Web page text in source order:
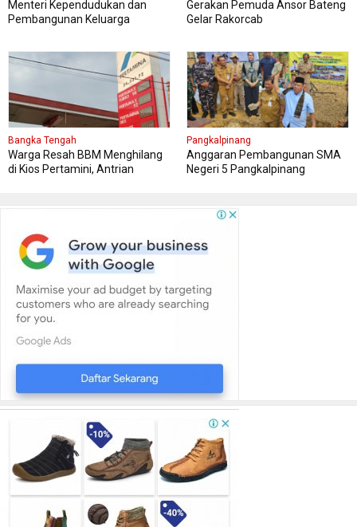
Menteri Kependudukan dan
Pembangunan Keluarga
Gerakan Pemuda Ansor Bateng
Gelar Rakorcab
Bangka Tengah
Warga Resah BBM Menghilang
di Kios Pertamini, Antrian
Pangkalpinang
Anggaran Pembangunan SMA
Negeri 5 Pangkalpinang